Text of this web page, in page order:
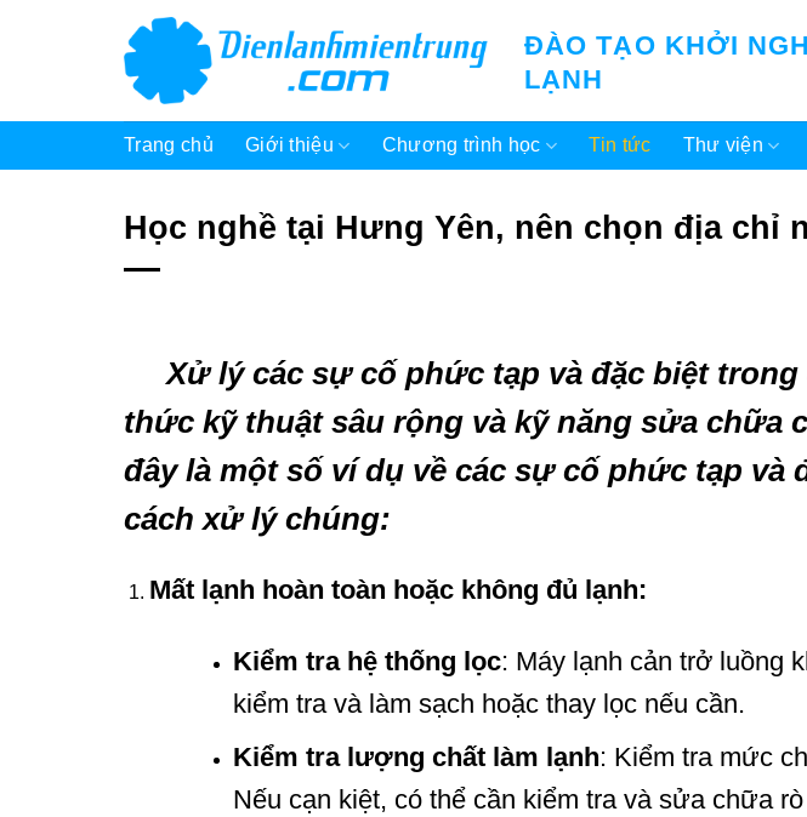
ĐÀO TẠO KHỞI
LẠNH
Trang chủ Giới thiệu Chương trình học Tin tức Thư viện
Học nghề tại Hưng Yên, nên chọn địa chỉ
Xử lý các sự cố phức tạp và đặc biệt
thức kỹ thuật sâu rộng và kỹ năng sửa chữa
đây là một số ví dụ về các sự cố phức tạp và
cách xử lý chúng:
Mất lạnh hoàn toàn hoặc không đủ lạnh:
Kiểm tra hệ thống lọc: Máy lạnh cản trở luồng
kiểm tra và làm sạch hoặc thay lọc nếu cần.
Kiểm tra lượng chất làm lạnh: Kiểm tra mức
Nếu cạn kiệt, có thể cần kiểm tra và sửa chữa